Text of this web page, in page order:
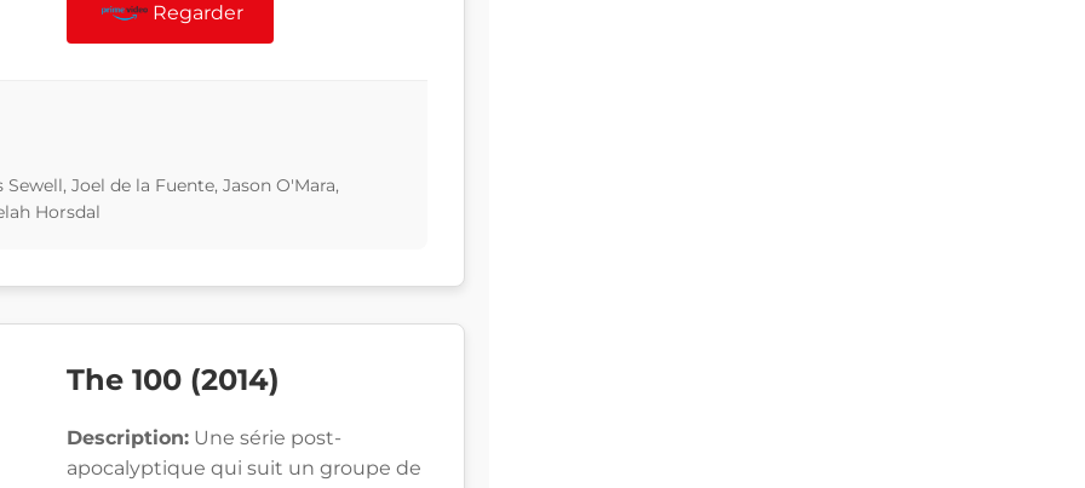
Regarder
Sewell, Joel de la Fuente, Jason O'Mara,
Horsdal
The 100 (2014)
Description: Une série post-
apocalyptique qui suit un groupe de